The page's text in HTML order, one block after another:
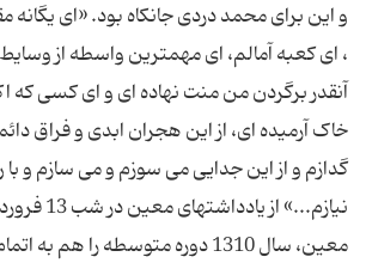
و این برای محمد دردی جانکاه بود. «ای یگانه
، ای کعبه آمالم، ای مهمترین واسطه از
آنقدر برگردن من منت نهاده ای و ای کسی که
خاک آرمیده ای، از این هجران ابدی و فراق
گدازم و از این جدایی می سوزم و می سازم و با
معین، سال 1310 دوره متوسطه را